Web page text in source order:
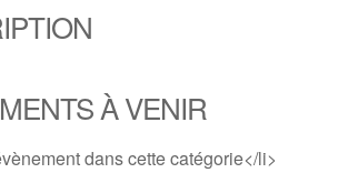
À VENIR
dans cette catégorie</li>